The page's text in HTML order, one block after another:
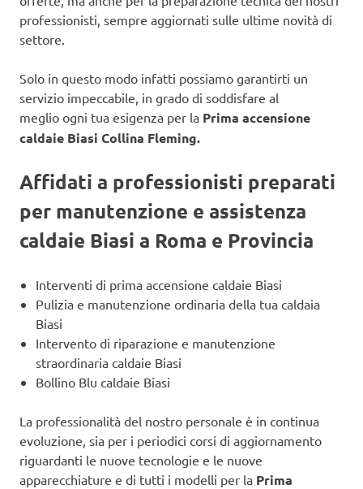
professionisti, sempre aggiornati sulle ultime novità di
settore.
Solo in questo modo infatti possiamo garantirti un
servizio impeccabile, in grado di soddisfare al
meglio ogni tua esigenza per la Prima accensione
caldaie Biasi Collina Fleming.
Affidati a professionisti preparati
per manutenzione e assistenza
caldaie Biasi a Roma e Provincia
Interventi di prima accensione caldaie Biasi
Pulizia e manutenzione ordinaria della tua caldaia
Biasi
Intervento di riparazione e manutenzione
straordinaria caldaie Biasi
Bollino Blu caldaie Biasi
La professionalità del nostro personale è in continua
evoluzione, sia per i periodici corsi di aggiornamento
riguardanti le nuove tecnologie e le nuove
apparecchiature e di tutti i modelli per la Prima